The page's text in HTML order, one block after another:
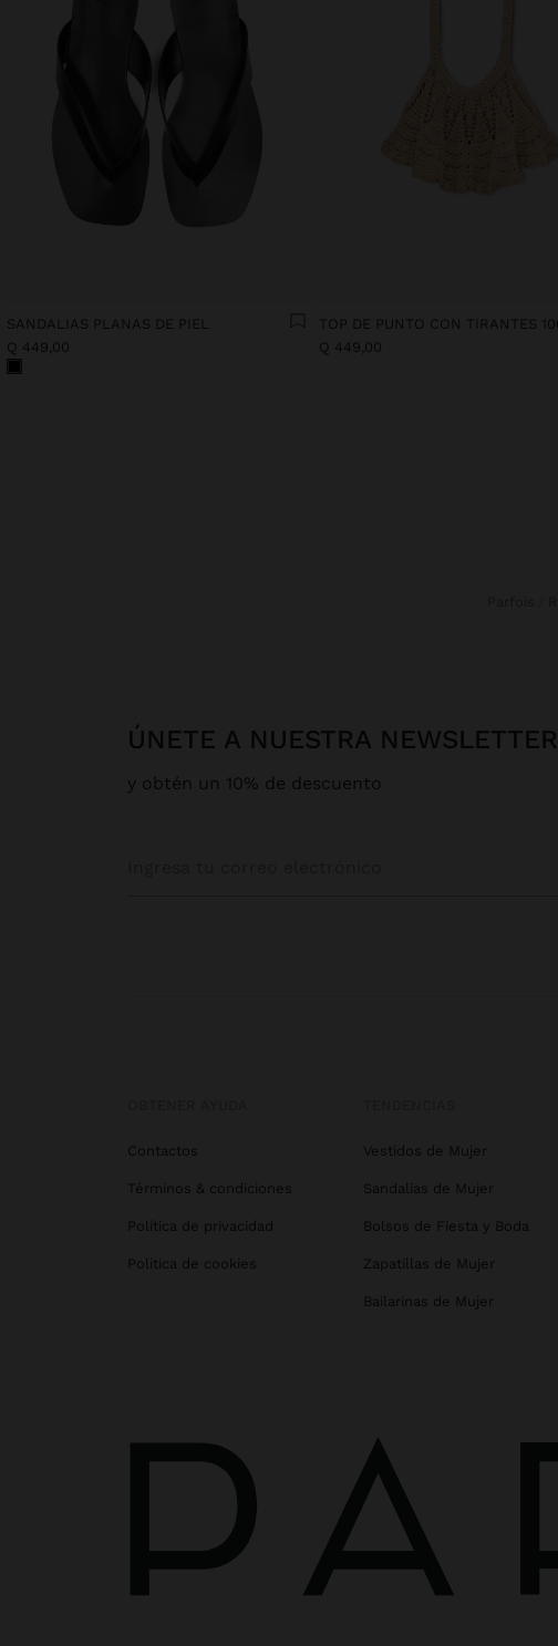
SANDALIAS PLANAS DE PIEL
Q 449,00
Q 449,00
ÚNETE A NUESTRA NEWSLETTER
y obtén un 10% de descuento
Contactos
Términos & condiciones
Política de privacidad
Política de cookies
Vestidos de Mujer
Sandalias de Mujer
Bolsos de Fiesta y Boda
Zapatillas de Mujer
Bailarinas de Mujer